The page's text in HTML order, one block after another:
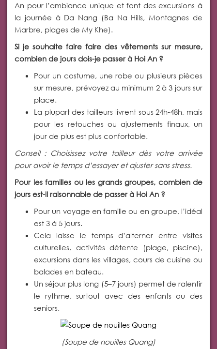
An pour l’ambiance unique et font des excursions à
la journée à Da Nang (Ba Na Hills, Montagnes de
Marbre, plages de My Khe).
Si je souhaite faire faire des vêtements sur mesure,
combien de jours dois-je passer à Hoi An ?
Pour un costume, une robe ou plusieurs pièces
sur mesure, prévoyez au minimum 2 à 3 jours sur
place.
La plupart des tailleurs livrent sous 24h-48h, mais
pour les retouches ou ajustements finaux, un
jour de plus est plus confortable.
Conseil : Choisissez votre tailleur dès votre arrivée
pour avoir le temps d’essayer et ajuster sans stress.
Pour les familles ou les grands groupes, combien de
jours est-il raisonnable de passer à Hoi An ?
Pour un voyage en famille ou en groupe, l’idéal
est 3 à 5 jours.
Cela laisse le temps d’alterner entre visites
culturelles, activités détente (plage, piscine),
excursions dans les villages, cours de cuisine ou
balades en bateau.
Un séjour plus long (5–7 jours) permet de ralentir
le rythme, surtout avec des enfants ou des
seniors.
(Soupe de nouilles Quang)